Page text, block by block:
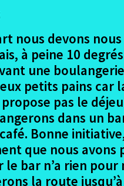
en 2015
en 2016
en 2017
en 2018
projet
participants
nous devons
à peine 10
une
petits pains car
pas le
dans un
Bonne
que nous avons
le bar n’a rien pour
la route